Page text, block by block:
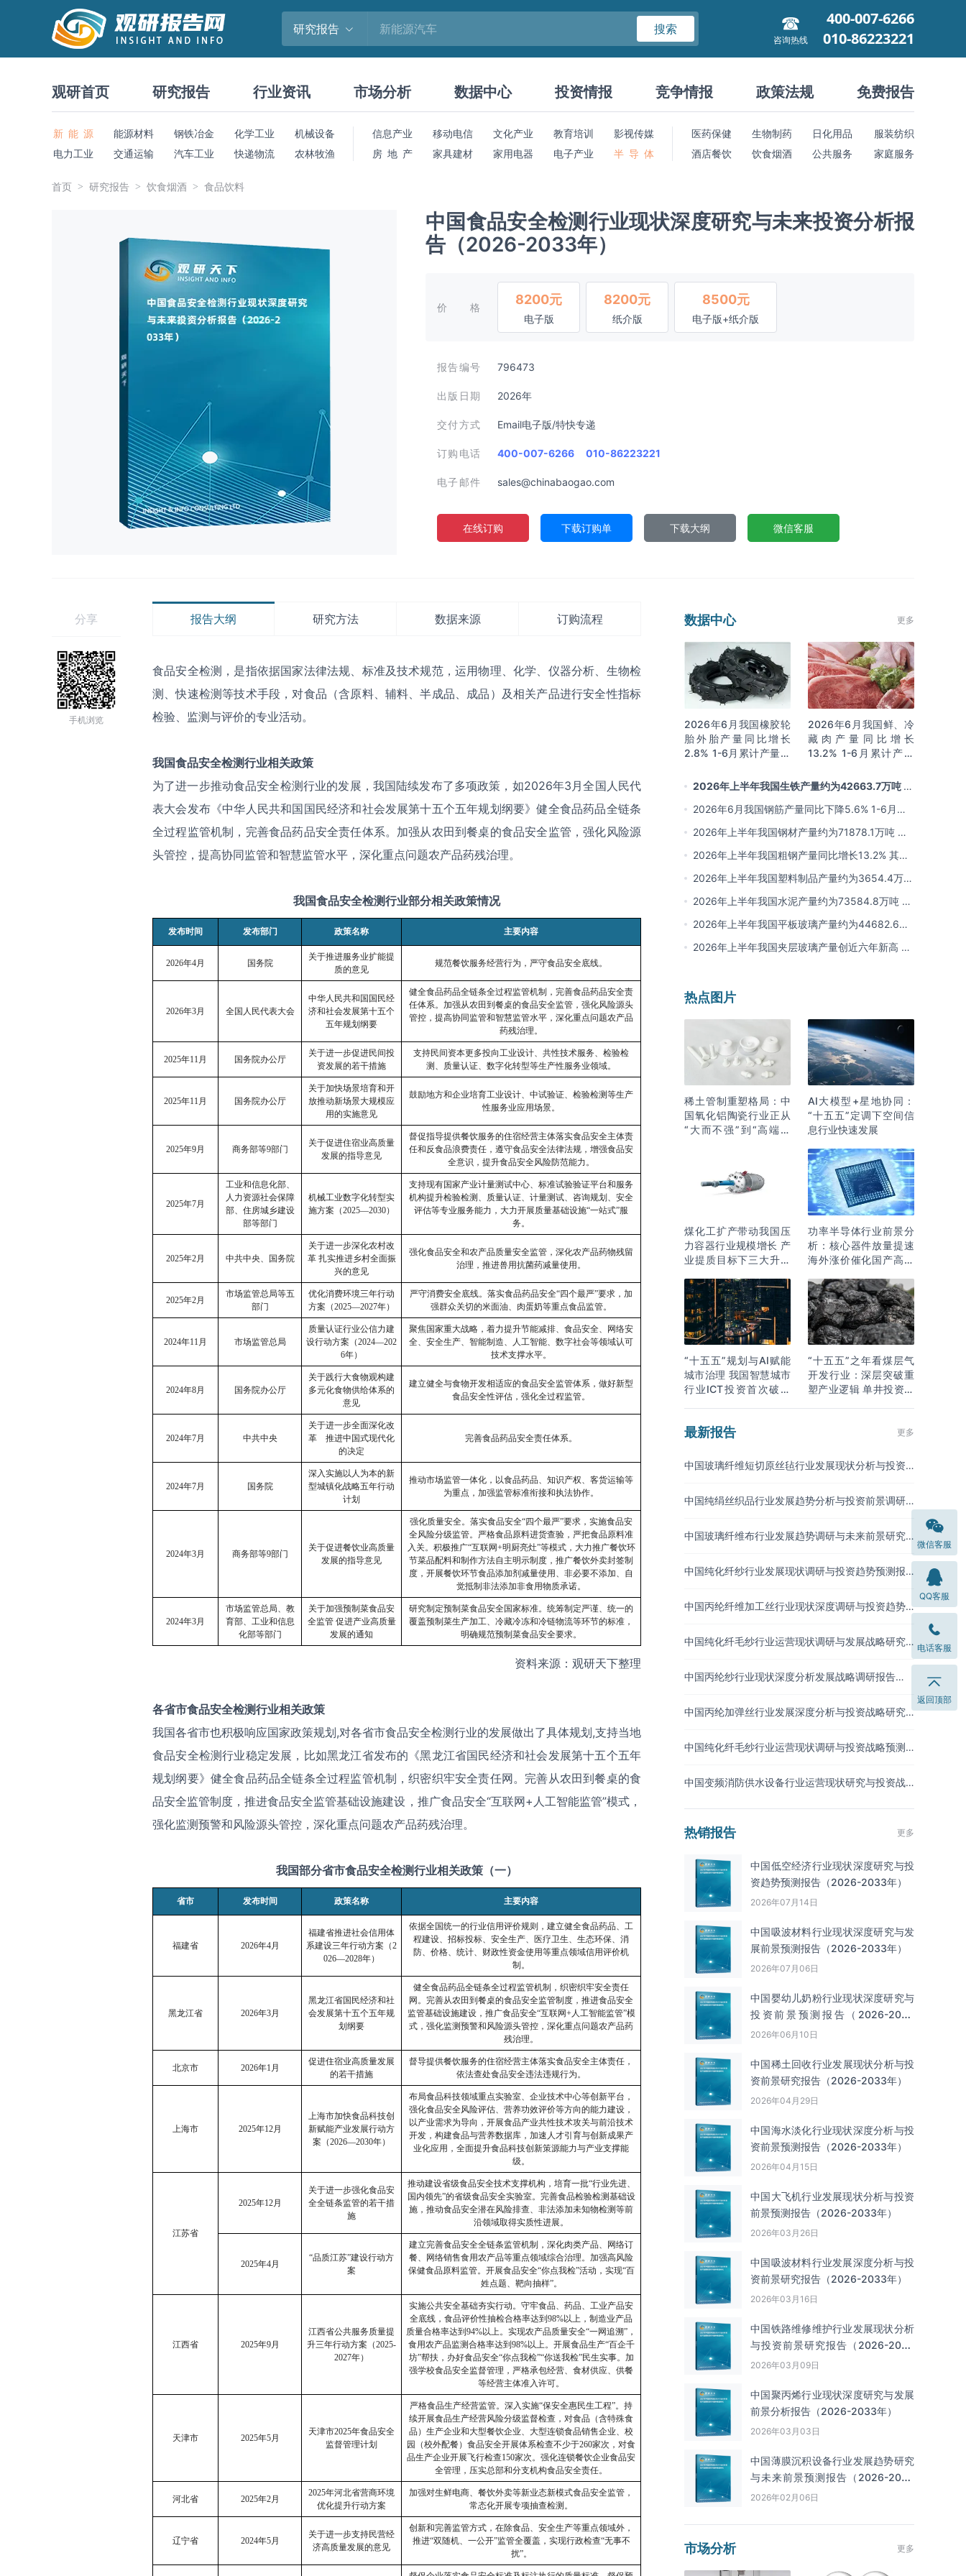
研究报告 搜索
咨询热线
400-007-6266
010-86223221
观研首页 研究报告 行业资讯 市场分析 数据中心 投资情报 竞争情报 政策法规 免费报告
新 能 源 能源材料 钢铁冶金 化学工业
机械设备
电力工业
交通运输 汽车工业 快递物流 农林牧渔
信息产业 移动电信 文化产业 教育培训
影视传媒
房 地 产
家具建材 家用电器 电子产业 半 导 体
医药保健 生物制药 日化用品
服装纺织
酒店餐饮
饮食烟酒 公共服务 家庭服务
首页 研究报告 饮食烟酒 食品饮料
中国食品安全检测行业现状深度研究与未来投资分析报
告（2026-2033年）
价格
8200元
电子版
8200元
纸介版
8500元
电子版+纸介版
报告编号 796473
出版日期 2026年
交付方式 Email电子版/特快专递
订购电话 400-007-6266 010-86223221
电子邮件 sales@chinabaogao.com
在线订购 下载订购单 下载大纲 微信客服
分享
手机浏览
报告大纲 研究方法 数据来源 订购流程
食品安全检测，是指依据国家法律法规、标准及技术规范，运用物理、化学、仪器分析、生物检
测、快速检测等技术手段，对食品（含原料、辅料、半成品、成品）及相关产品进行安全性指标
检验、监测与评价的专业活动。
我国食品安全检测行业相关政策
为了进一步推动食品安全检测行业的发展，我国陆续发布了多项政策，如2026年3月全国人民代
表大会发布《中华人民共和国国民经济和社会发展第十五个五年规划纲要》健全食品药品全链条
全过程监管机制，完善食品药品安全责任体系。加强从农田到餐桌的食品安全监管，强化风险源
头管控，提高协同监管和智慧监管水平，深化重点问题农产品药残治理。
我国食品安全检测行业部分相关政策情况
发布时间 发布部门 政策名称 主要内容
2026年4月 国务院
关于推进服务业扩能提
质的意见
规范餐饮服务经营行为，严守食品安全底线。
2026年3月 全国人民代表大会
中华人民共和国国民经
济和社会发展第十五个
五年规划纲要
健全食品药品全链条全过程监管机制，完善食品药品安全责
任体系。加强从农田到餐桌的食品安全监管，强化风险源头
管控，提高协同监管和智慧监管水平，深化重点问题农产品
药残治理。
2025年11 月 国务院办公厅
关于进一步促进民间投
资发展的若干措施
支持民间资本更多投向工业设计、共性技术服务、检验检
测、质量认证、数字化转型等生产性服务业领域。
2025年11 月 国务院办公厅
关于加快场景培育和开
放推动新场景大规模应
用的实施意见
鼓励地方和企业培育工业设计、中试验证、检验检测等生产
性服务业应用场景。
2025年9月 商务部等9部门
关于促进住宿业高质量
发展的指导意见
督促指导提供餐饮服务的住宿经营主体落实食品安全主体责
任和反食品浪费责任，遵守食品安全法律法规，增强食品安
全意识，提升食品安全风险防范能力。
2025年7月
工业和信息化部、
人力资源社会保障
部、住房城乡建设
部等部门
机械工业数字化转型实
施方案（2025—2030）
支持现有国家产业计量测试中心、标准试验验证平台和服务
机构提升检验检测、质量认证、计量测试、咨询规划、安全
评估等专业服务能力，大力开展质量基础设施“一站式”服
务。
2025年2月 中共中央、国务院
关于进一步深化农村改
革 扎实推进乡村全面振
兴的意见
强化食品安全和农产品质量安全监管，深化农产品药物残留
治理，推进兽用抗菌药减量使用。
2025年2月
市场监管总局等五
部门
优化消费环境三年行动
方案（2025—2027年）
严守消费安全底线。落实食品药品安全“四个最严”要求，加
强群众关切的米面油、肉蛋奶等重点食品监管。
2024年11 月 市场监管总局
质量认证行业公信力建
设行动方案（2024—202
6年）
聚焦国家重大战略，着力提升节能减排、食品安全、网络安
全、安全生产、智能制造、人工智能、数字社会等领域认可
技术支撑水平。
2024年8月 国务院办公厅
关于践行大食物观构建
多元化食物供给体系的
意见
建立健全与食物开发相适应的食品安全监管体系，做好新型
食品安全性评估，强化全过程监管。
2024年7月 中共中央
关于进一步全面深化改
革
推进中国式现代化
的决定
完善食品药品安全责任体系。
2024年7月 国务院
深入实施以人为本的新
型城镇化战略五年行动
计划
推动市场监管一体化，以食品药品、知识产权、客货运输等
为重点，加强监管标准衔接和执法协作。
2024年3月 商务部等9部门
关于促进餐饮业高质量
发展的指导意见
强化质量安全。落实食品安全“四个最严”要求，实施食品安
全风险分级监管。严格食品原料进货查验，严把食品原料准
入关。积极推广“互联网+明厨亮灶”等模式，大力推广餐饮环
节菜品配料和制作方法自主明示制度，推广餐饮外卖封签制
度，开展餐饮环节食品添加剂减量使用、非必要不添加、自
觉抵制非法添加非食用物质承诺。
2024年3月
市场监管总局、教
育部、工业和信息
化部等部门
关于加强预制菜食品安
全监管 促进产业高质量
发展的通知
研究制定预制菜食品安全国家标准。统筹制定严谨、统一的
覆盖预制菜生产加工、冷藏冷冻和冷链物流等环节的标准，
明确规范预制菜食品安全要求。
资料来源：观研天下整理
各省市食品安全检测行业相关政策
我国各省市也积极响应国家政策规划,对各省市食品安全检测行业的发展做出了具体规划,支持当地
食品安全检测行业稳定发展，比如黑龙江省发布的《黑龙江省国民经济和社会发展第十五个五年
规划纲要》健全食品药品全链条全过程监管机制，织密织牢安全责任网。完善从农田到餐桌的食
品安全监管制度，推进食品安全监管基础设施建设，推广食品安全“互联网+ 人工智能监管”模式，
强化监测预警和风险源头管控，深化重点问题农产品药残治理。
我国部分省市食品安全检测行业相关政策（一）
省市 发布时间 政策名称 主要内容
福建省 2026年4月
福建省推进社会信用体
系建设三年行动方案（2
026—2028年）
依据全国统一的行业信用评价规则，建立健全食品药品、工
程建设、招标投标、安全生产、医疗卫生、生态环保、消
防、价格、统计、财政性资金使用等重点领域信用评价机
制。
黑龙江省 2026年3月
黑龙江省国民经济和社
会发展第十五个五年规
划纲要
健全食品药品全链条全过程监管机制，织密织牢安全责任
网。完善从农田到餐桌的食品安全监管制度，推进食品安全
监管基础设施建设，推广食品安全“互联网+人工智能监管”模
式，强化监测预警和风险源头管控，深化重点问题农产品药
残治理。
北京市 2026年1 月
促进住宿业高质量发展
的若干措施
督导提供餐饮服务的住宿经营主体落实食品安全主体责任，
依法查处食品安全违法违规行为。
上海市 2025年12月
上海市加快食品科技创
新赋能产业发展行动方
案（2026—2030年）
布局食品科技领域重点实验室、企业技术中心等创新平台，
强化食品安全风险评估、营养功效评价等方向的能力建设，
以产业需求为导向，开展食品产业共性技术攻关与前沿技术
开发，构建食品与营养数据库，加速人才引育与创新成果产
业化应用，全面提升食品科技创新策源能力与产业支撑能
级。
江苏省
2025年12月
关于进一步强化食品安
全全链条监管的若干措
施
推动建设省级食品安全技术支撑机构，培育一批“行业先进、
国内领先”的省级食品安全实验室。完善食品检验检测基础设
施，推动食品安全潜在风险排查、非法添加未知物检测等前
沿领域取得实质性进展。
2025年4月
“品质江苏”建设行动方
案
建立完善食品安全全链条监管机制，深化肉类产品、网络订
餐、网络销售食用农产品等重点领域综合治理。加强高风险
保健食品原料监管。开展食品安全“你点我检”活动，实现“百
姓点题、靶向抽样”。
江西省 2025年9月
江西省公共服务质量提
升三年行动方案（2025-
2027年）
实施公共安全基础夯实行动。守牢食品、药品、工业产品安
全底线，食品评价性抽检合格率达到 98%以上，制造业产品
质量合格率达到 94%以上。实现农产品质量安全“一网追溯” ，
食用农产品监测合格率达到 98%以上。开展食品生产“百企千
坊”帮扶，办好食品安全“你点我检”“你送我检”民生实事。加
强学校食品安全监督管理，严格承包经营、食材供应、供餐
等经营主体准入许可。
天津市 2025年5月
天津市2025年食品安全
监督管理计划
严格食品生产经营监管。深入实施“保安全惠民生工程”。持
续开展食品生产经营风险分级监督检查，对食品（含特殊食
品）生产企业和大型餐饮企业、大型连锁食品销售企业、校
园（校外配餐）食品安全开展体系检查不少于260家次，对食
品生产企业开展飞行检查150家次。强化连锁餐饮企业食品安
全管理，压实总部和分支机构食品安全责任。
河北省 2025年2月
2025年河北省营商环境
优化提升行动方案
加强对生鲜电商、餐饮外卖等新业态新模式食品安全监管，
常态化开展专项抽查检测。
辽宁省 2024年5月
关于进一步支持民营经
济高质量发展的意见
创新和完善监管方式，在除食品、安全生产等重点领域外，
推进“双随机、一公开”监管全覆盖，实现行政检查“无事不
扰”。
数据中心 更多
2026年6月我国橡胶轮
胎外胎产量同比增长
2.8% 1-6月累计产量同
2026年6月我国鲜、冷
藏肉产量同比增长
13.2% 1-6月累计产量
2026年上半年我国生铁产量约为42663.7万吨 同
比下降2.8% 其中河北产量占比22.7%排名第一
2026年6月我国钢筋产量同比下降5.6% 1-6月累
计产量同比下降10.7%
2026年上半年我国钢材产量约为71878.1万吨 同
比下降0.9% 其中河北以超亿吨产量排名第一
2026年上半年我国粗钢产量同比增长13.2% 其中
河北产量占比21.5%位居首位
2026年上半年我国塑料制品产量约为3654.4万吨
其中江苏、浙江产量分别占比18.9%、16.0%
2026年上半年我国水泥产量约为73584.8万吨 同
比下降8% 其中广东、浙江和安徽分别排名前三
2026年上半年我国平板玻璃产量约为44682.6万
重量箱 同比下降5.7% 其中河北产量最多 占比
2026年上半年我国夹层玻璃产量创近六年新高 约
热点图片
稀土管制重塑格局：中
国氧化铝陶瓷行业正从
“大而不强”到“高端突
AI大模型+星地协同：
“十五五”定调下空间信
息行业快速发展
煤化工扩产带动我国压
力容器行业规模增长 产
业提质目标下三大升级
功率半导体行业前景分
析：核心器件放量提速
海外涨价催化国产高端
“十五五”规划与AI赋能
城市治理 我国智慧城市
行业ICT投资首次破万
“十五五”之年看煤层气
开发行业：深层突破重
塑产业逻辑 单井投资成
最新报告 更多
中国玻璃纤维短切原丝毡行业发展现状分析与投资
中国纯绢丝织品行业发展趋势分析与投资前景调研
中国玻璃纤维布行业发展趋势调研与未来前景研究
中国纯化纤纱行业发展现状调研与投资趋势预测报
中国丙纶纤维加工丝行业现状深度调研与投资趋势
中国纯化纤毛纱行业运营现状调研与发展战略研究
中国丙纶纱行业现状深度分析发展战略调研报告
中国丙纶加弹丝行业发展深度分析与投资战略研究
中国纯化纤毛纱行业运营现状调研与投资战略预测
中国变频消防供水设备行业运营现状研究与投资战
热销报告 更多
中国低空经济行业现状深度研究与投
资趋势预测报告（2026-2033年）
2026年07月14日
中国吸波材料‌‌‌行业现状深度研究与发
展前景预测报告（2026-2033年）
2026年07月06日
中国婴幼儿奶粉行业现状深度研究与
投资前景预测报告（2026-2033
年）
2026年06月10日
中国‌‌稀土回收‌‌行业发展现状分析与投
资前景研究报告（2026-2033年）
2026年04月29日
中国海水淡化行业现状深度分析与投
资前景预测报告（2026-2033年）
2026年04月15日
中国大飞机行业发展现状分析与投资
前景预测报告（2026-2033年）
2026年03月26日
中国吸波材料行业发展深度分析与投
资前景研究报告（2026-2033年）
2026年03月16日
中国铁路维修维护行业发展现状分析
与投资前景研究报告（2026-2033
年）
2026年03月09日
中国聚丙烯行业现状深度研究与发展
前景分析报告（2026-2033年）
2026年03月03日
中国薄膜沉积设备行业发展趋势研究
与未来前景预测报告（2026-2033
年）
2026年02月06日
市场分析 更多
微信客服
QQ客服
电话客服
返回顶部